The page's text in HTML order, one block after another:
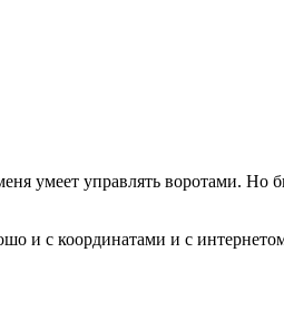
умеет управлять воротами.
и с координатами и с